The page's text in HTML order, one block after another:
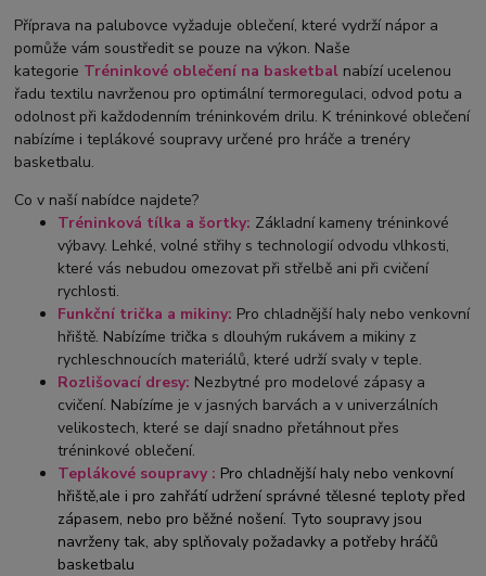
Příprava na palubovce vyžaduje oblečení, které vydrží nápor a
pomůže vám soustředit se pouze na výkon. Naše
kategorie Tréninkové oblečení na basketbal nabízí ucelenou
řadu textilu navrženou pro optimální termoregulaci, odvod potu a
odolnost při každodenním tréninkovém drilu. K tréninkové oblečení
nabízíme i teplákové soupravy určené pro hráče a trenéry
basketbalu.
Co v naší nabídce najdete?
Tréninková tílka a šortky: Základní kameny tréninkové
výbavy. Lehké, volné střihy s technologií odvodu vlhkosti,
které vás nebudou omezovat při střelbě ani při cvičení
rychlosti.
Funkční trička a mikiny: Pro chladnější haly nebo venkovní
hřiště. Nabízíme trička s dlouhým rukávem a mikiny z
rychleschnoucích materiálů, které udrží svaly v teple.
Rozlišovací dresy: Nezbytné pro modelové zápasy a
cvičení. Nabízíme je v jasných barvách a v univerzálních
velikostech, které se dají snadno přetáhnout přes
tréninkové oblečení.
Teplákové soupravy : Pro chladnější haly nebo venkovní
hřiště,ale i pro zahřátí udržení správné tělesné teploty před
zápasem, nebo pro běžné nošení. Tyto soupravy jsou
navrženy tak, aby splňovaly požadavky a potřeby hráčů
basketbalu